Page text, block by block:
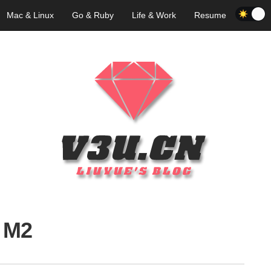
Mac & Linux Go & Ruby Life & Work Resume
M2